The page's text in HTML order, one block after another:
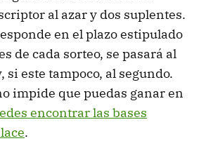
al azar y dos suplentes.
en el plazo estipulado
de cada sorteo, se pasará al
este tampoco, al segundo.
impide que puedas ganar en
encontrar las bases
.